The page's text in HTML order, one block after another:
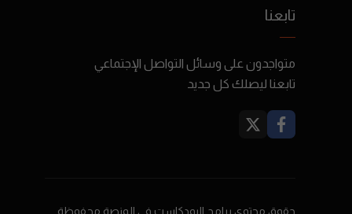
تابعنا
متواجدون على وسائل التواصل الإجتماعي
تابعنا ليصلك كل جديد
حقوق محتوى برامج البودكاست في المنصة محفوظة